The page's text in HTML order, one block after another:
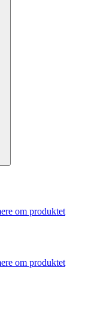
om produktet
om produktet